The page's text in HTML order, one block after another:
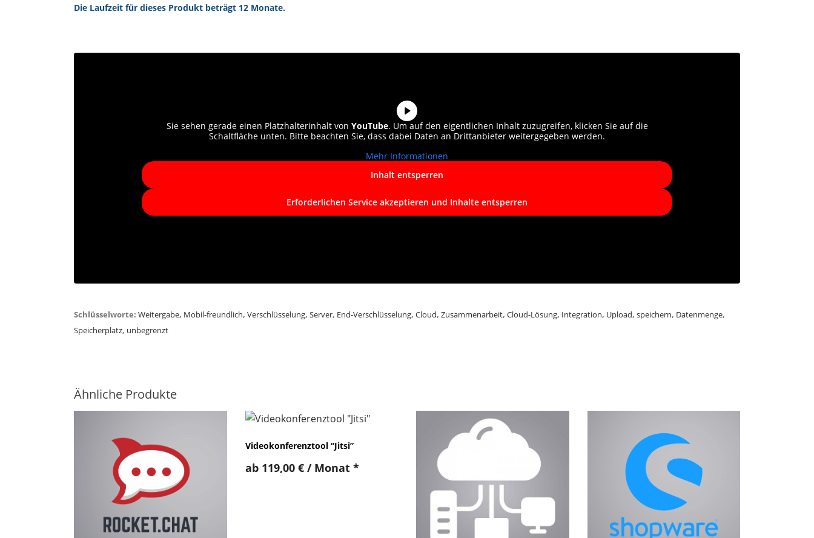
Die Laufzeit für dieses Produkt beträgt 12 Monate.
Sie sehen gerade einen Platzhalterinhalt von YouTube. Um auf den eigentlichen Inhalt zuzugreifen, klicken Sie auf die
Schaltfläche unten. Bitte beachten Sie, dass dabei Daten an Drittanbieter weitergegeben werden.
Mehr Informationen
Inhalt entsperren
Erforderlichen Service akzeptieren und Inhalte entsperren
Schlüsselworte: Weitergabe, Mobil-freundlich, Verschlüsselung, Server, End-Verschlüsselung, Cloud, Zusammenarbeit, Cloud-Lösung, Integration, Upload, speichern, Datenmenge,
Speicherplatz, unbegrenzt
Ähnliche Produkte
Videokonferenztool “Jitsi”
ab 119,00 € / Monat*